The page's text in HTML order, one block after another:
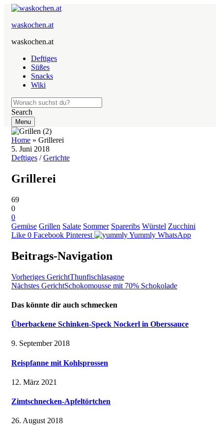
waskochen.at
waskochen.at
Deftiges
Süßes
Snacks
Wiki
Search
Menu
Home » Grillerei
5. Juni 2018
Deftiges /Gerichte
Grillerei
69
0
0
Gemüse Grillen Salate Sommer Spareribs Würstel Zucchini
Like 0 Facebook Pinterest Yummly WhatsApp
Beitrags-Navigation
Vorheriges GerichtThunfischlasagne
Nächstes GerichtSchokomousse mit 70% Schokolade
Das könnte dir auch schmecken
Überbackene Schinken-Speck Nockerl in Oberssauce
9. September 2018
Reispfanne mit Kohlsprossen
12. März 2021
Zimtschnecken-Apfeltörtchen
26. August 2018